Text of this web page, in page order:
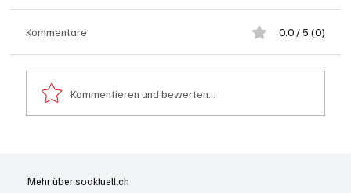
Kommentare 0.0 / 5 (0)
Kommentieren und bewerten...
Mehr über soaktuell.ch